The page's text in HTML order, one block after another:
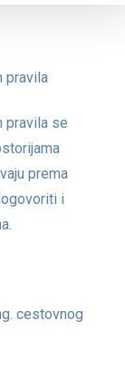
pravila
pravila se
prema
i
cestovnog